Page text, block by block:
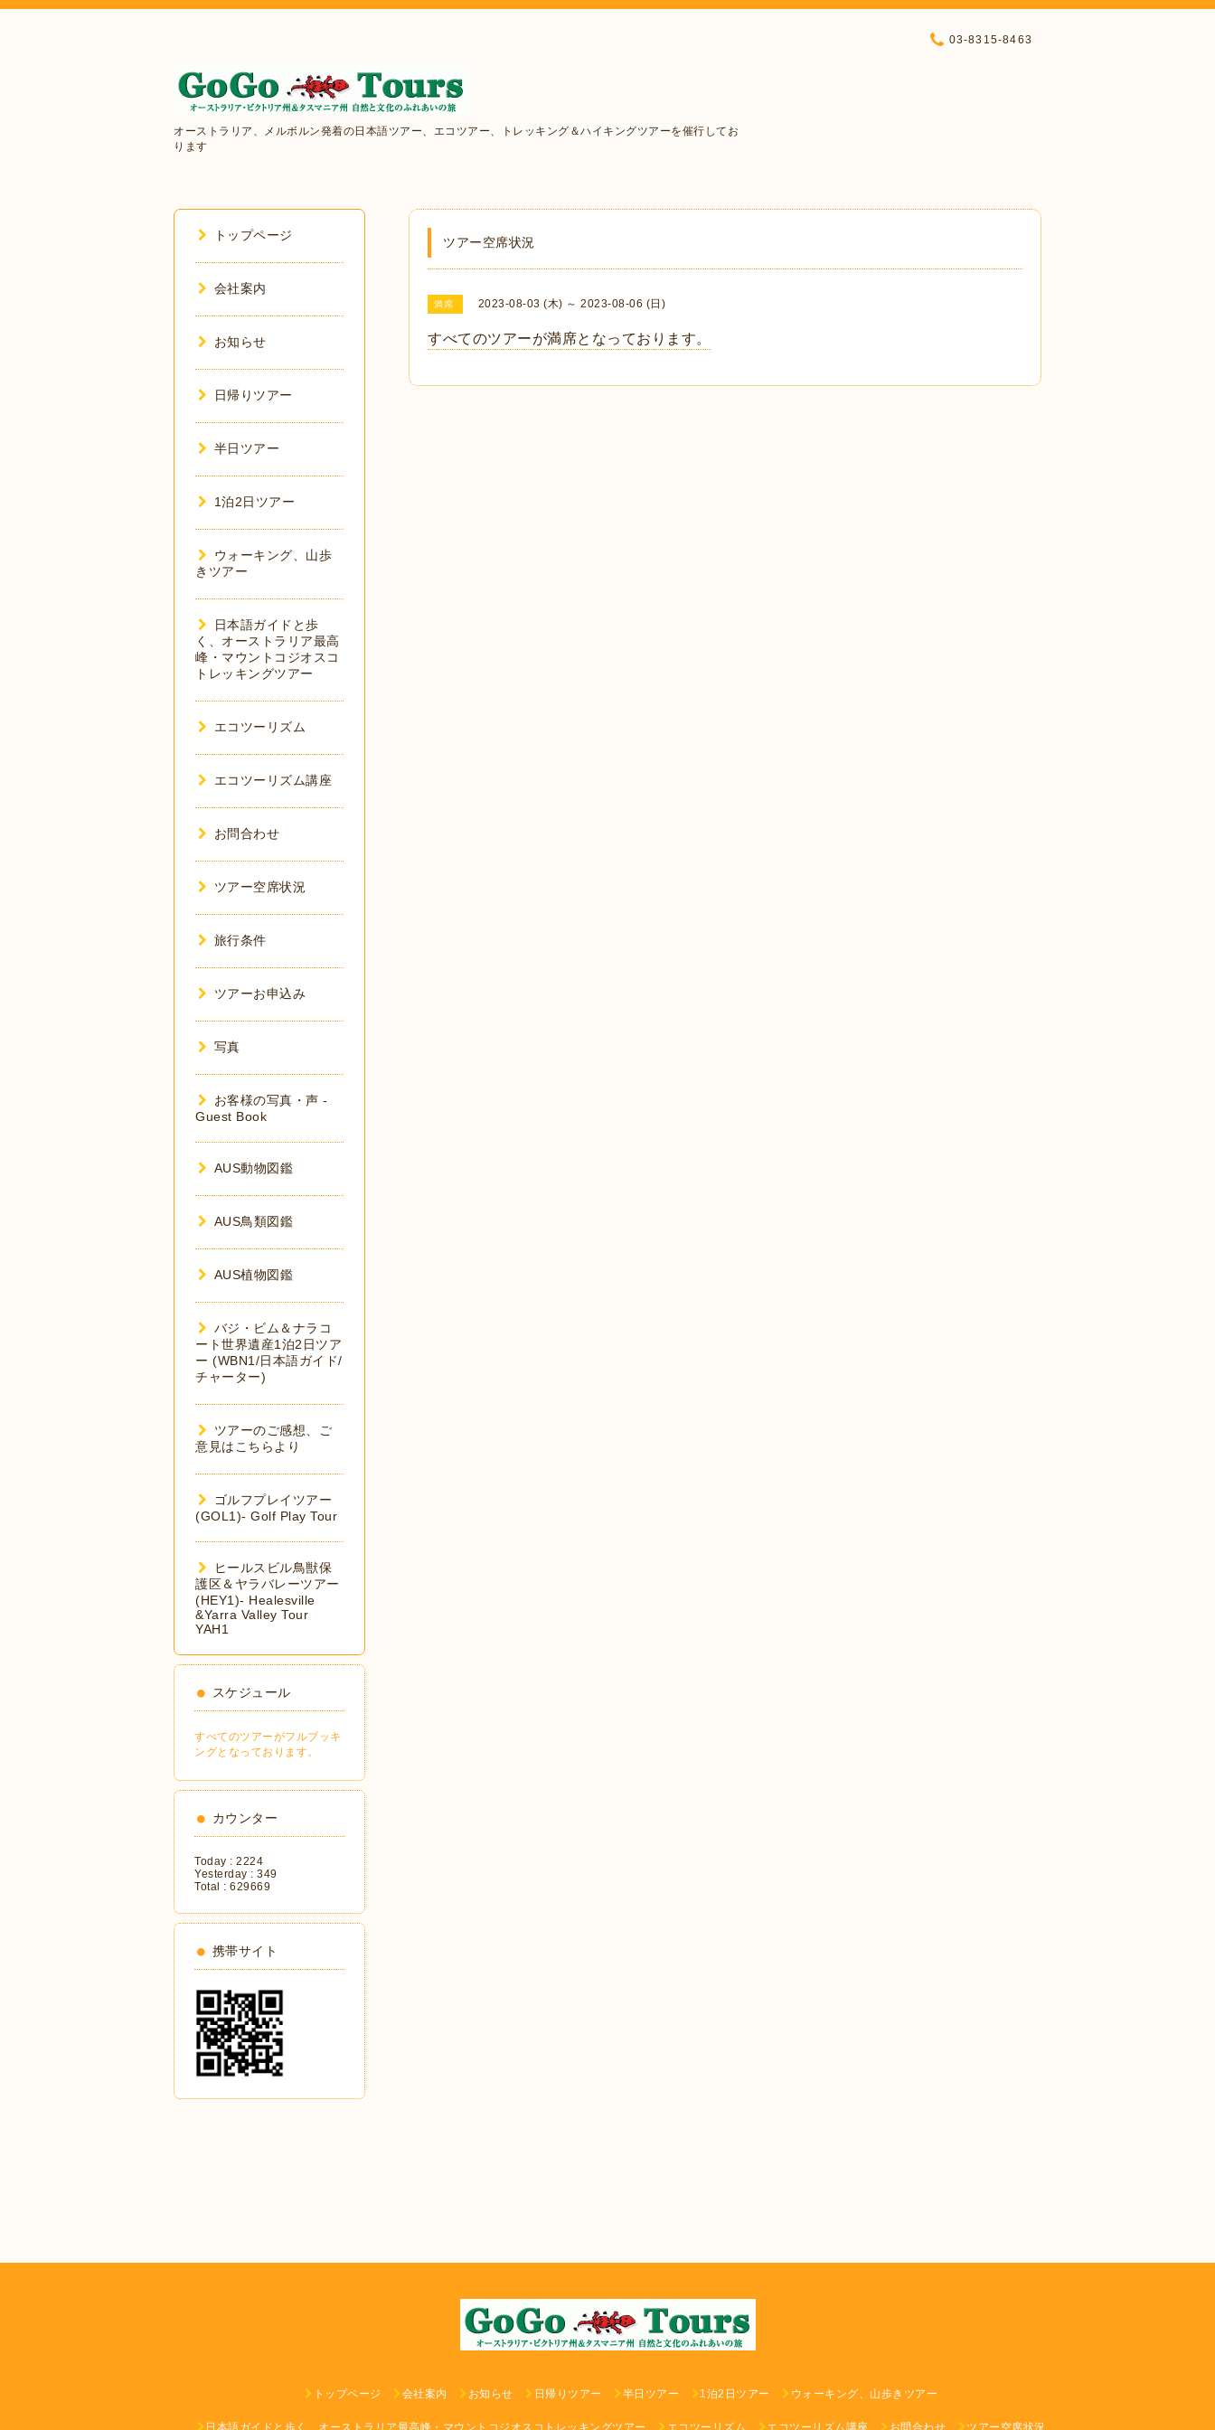
オーストラリア、メルボルン発着の日本語ツアー、エコツアー、トレッキング＆ハイキングツアーを催行してお
ります
03-8315-8463
ツアー空席状況
満席 2023-08-03 (木) ～ 2023-08-06 (日)
すべてのツアーが満席となっております。
トップページ
会社案内
お知らせ
日帰りツアー
半日ツアー
1泊2日ツアー
ウォーキング、山歩
きツアー
日本語ガイドと歩
く、オーストラリア最高
峰・マウントコジオスコ
トレッキングツアー
エコツーリズム
エコツーリズム講座
お問合わせ
ツアー空席状況
旅行条件
ツアーお申込み
写真
お客様の写真・声 -
Guest Book
AUS動物図鑑
AUS鳥類図鑑
AUS植物図鑑
バジ・ビム＆ナラコ
ート世界遺産1泊2日ツア
ー (WBN1/日本語ガイド/
チャーター)
ツアーのご感想、ご
意見はこちらより
ゴルフプレイツアー
(GOL1)- Golf Play Tour
ヒールスビル鳥獣保
護区＆ヤラバレーツアー
(HEY1)- Healesville
&Yarra Valley Tour
YAH1
スケジュール
すべてのツアーがフルブッキ
ングとなっております。
カウンター
Today : 2224
Yesterday : 349
Total : 629669
携帯サイト
トップページ 会社案内 お知らせ 日帰りツアー 半日ツアー 1泊2日ツアー ウォーキング、山歩きツアー
日本語ガイドと歩く、オーストラリア最高峰・マウントコジオスコトレッキングツアー エコツーリズム エコツーリズム講座 お問合わせ ツアー空席状況